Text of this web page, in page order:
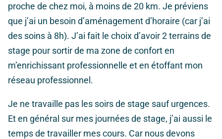
proche de chez moi, à moins de 20 km. Je préviens
que j’ai un besoin d’aménagement d’horaire (car j’ai
des soins à 8h). J’ai fait le choix d’avoir 2 terrains de
stage pour sortir de ma zone de confort en
m’enrichissant professionnelle et en étoffant mon
réseau professionnel.
Je ne travaille pas les soirs de stage sauf urgences.
Et en général sur mes journées de stage, j’ai aussi le
temps de travailler mes cours. Car nous devons